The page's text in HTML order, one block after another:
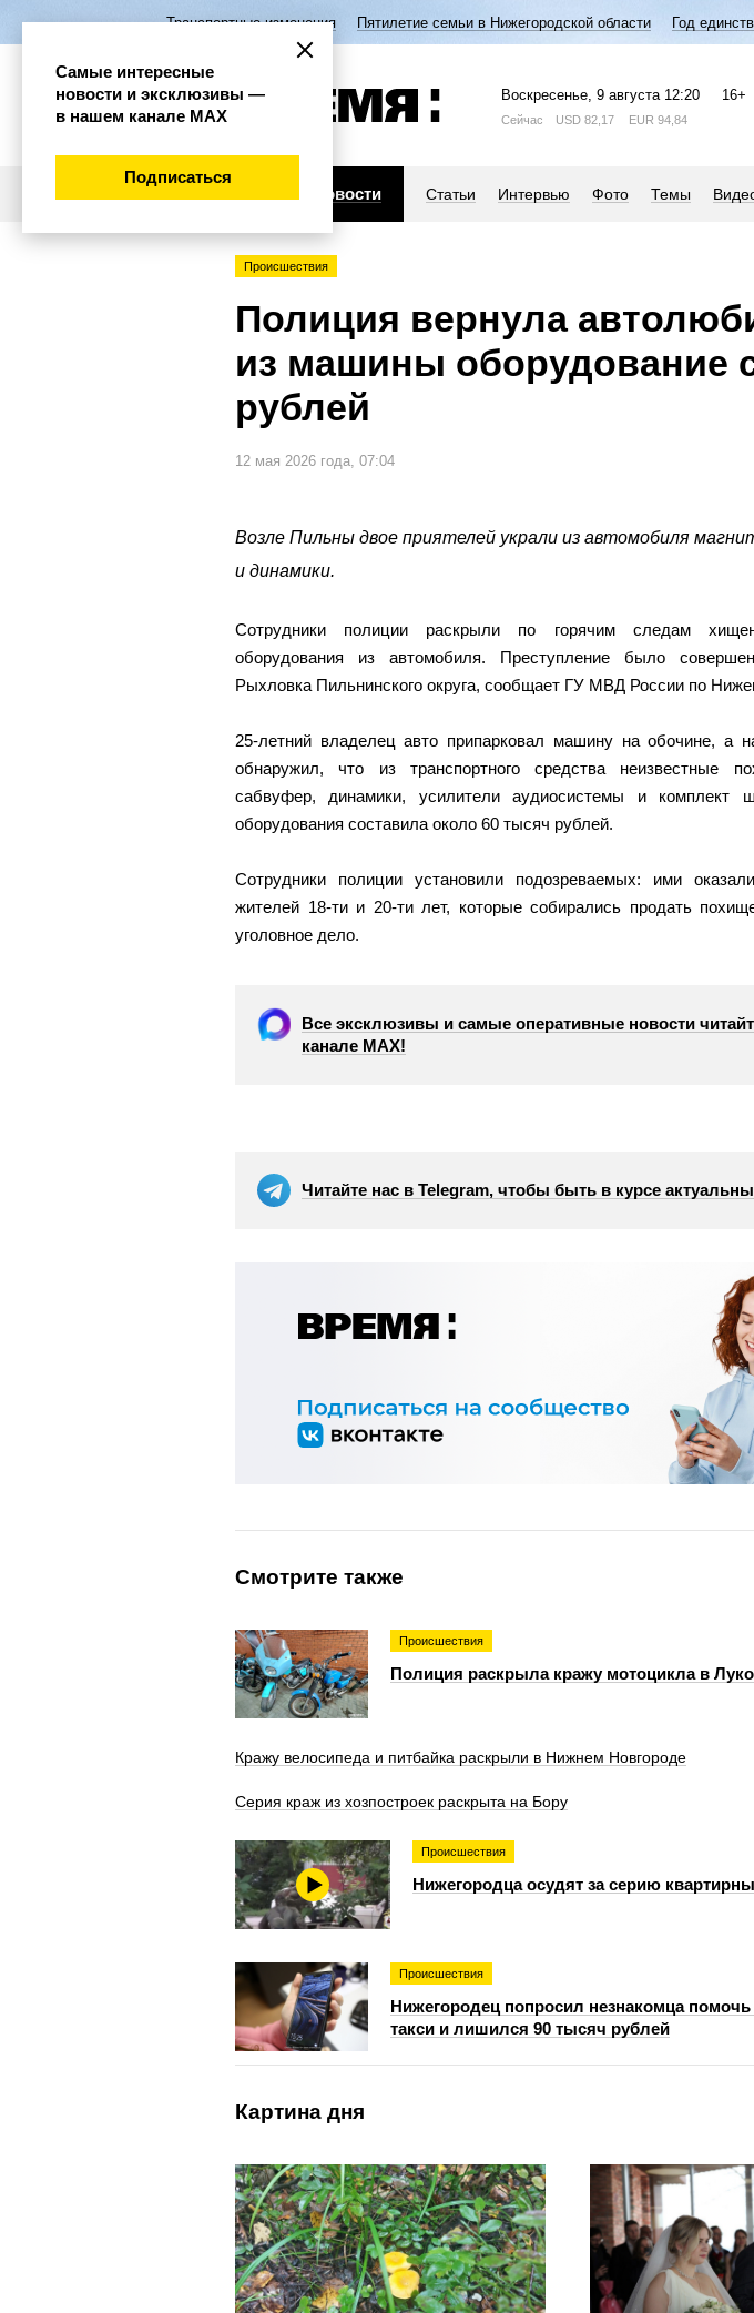
Транспортные изменения Пятилетие семьи в Нижегородской области Год
Воскресенье, 9 августа 12:20 16+
Сейчас USD 82,17 EUR 94,84
Новости Статьи Интервью Фото Темы
Происшествия
Полиция вернула
из машины оборудование
рублей
12 мая 2026 года, 07:04
Возле Пильны двое приятелей украли из автомобиля
и динамики.
Сотрудники полиции раскрыли по горячим следам
оборудования из автомобиля. Преступление было
Рыхловка Пильнинского округа, сообщает ГУ МВД России по
25-летний владелец авто припарковал машину на обочине, а
обнаружил, что из транспортного средства неизвестные
сабвуфер, динамики, усилители аудиосистемы и комплект
оборудования составила около 60 тысяч рублей.
Сотрудники полиции установили подозреваемых: ими
жителей 18-ти и 20-ти лет, которые собирались продать
уголовное дело.
Все эксклюзивы и самые оперативные новости
канале МАХ!
Читайте нас в Telegram, чтобы быть в курсе
Смотрите также
Происшествия
Полиция раскрыла кражу мотоцикла в
Кражу велосипеда и питбайка раскрыли в Нижнем Новгороде
Серия краж из хозпостроек раскрыта на Бору
Происшествия
Нижегородца осудят за серию
Происшествия
Нижегородец попросил незнакомца
такси и лишился 90 тысяч рублей
Картина дня
Самые интересные
новости и эксклюзивы —
в нашем канале МАХ
Подписаться